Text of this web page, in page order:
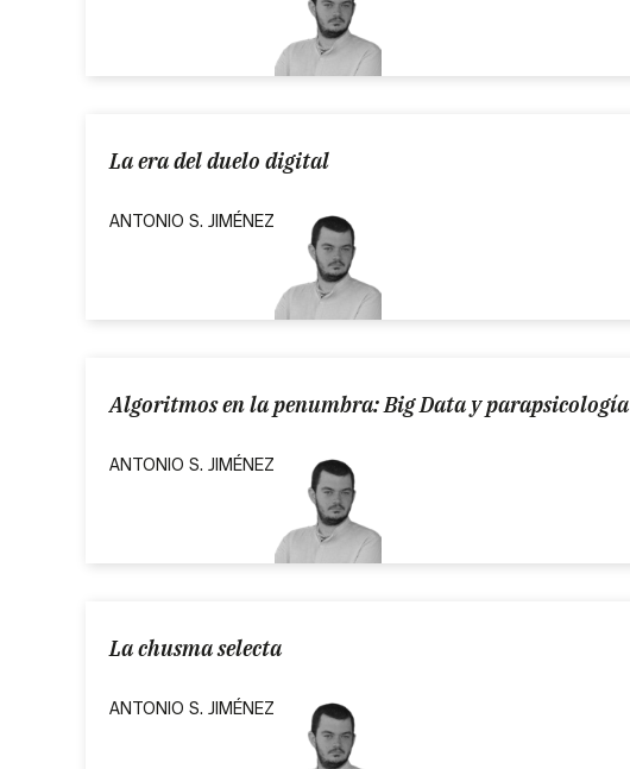
La era del duelo digital
ANTONIO S. JIMÉNEZ
Algoritmos en la penumbra: Big Data y parapsicología
ANTONIO S. JIMÉNEZ
La chusma selecta
ANTONIO S. JIMÉNEZ